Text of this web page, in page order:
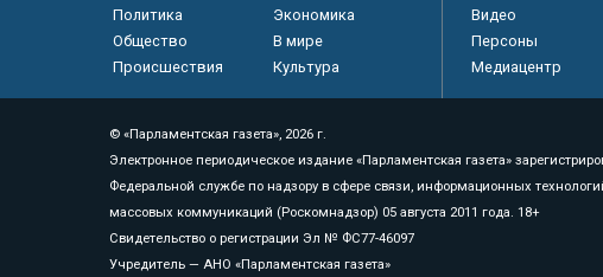
Политика
Экономика
Общество
В мире
Происшествия
Культура
Видео
Персоны
Медиацентр
© «Парламентская газета», 2026 г.
Электронное периодическое издание «Парламентская газета»
Федеральной службе по надзору в сфере связи, информационных
массовых коммуникаций (Роскомнадзор) 05 августа 2011 года. 18+
Свидетельство о регистрации Эл № ФС77-46097
Учредитель — АНО «Парламентская газета»